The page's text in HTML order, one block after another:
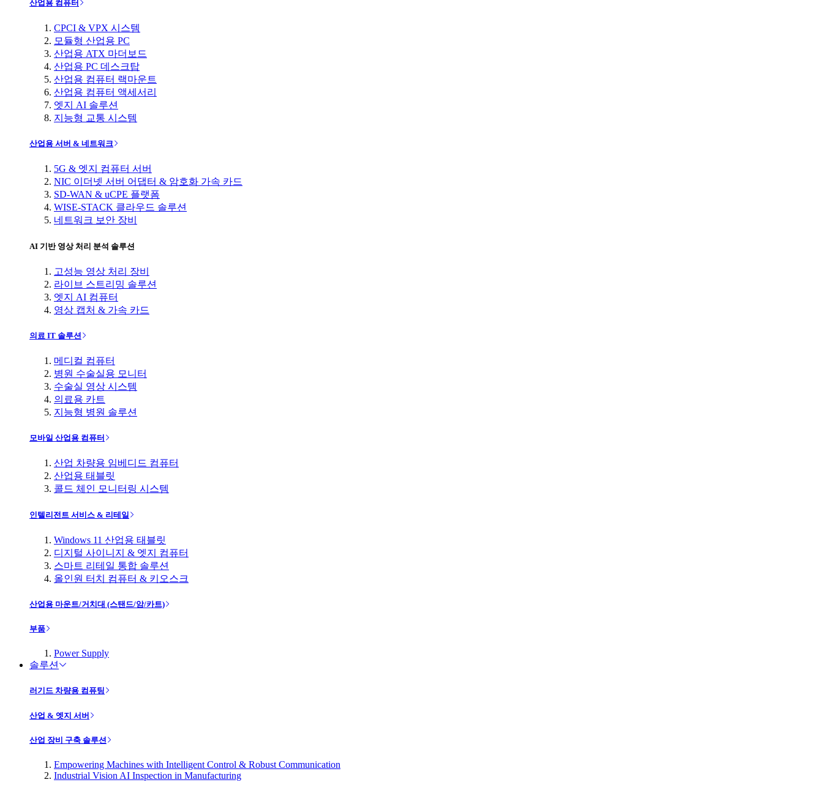
산업용 컴퓨터
CPCI & VPX 시스템
모듈형 산업용 PC
산업용 ATX 마더보드
산업용 PC 데스크탑
산업용 컴퓨터 랙마운트
산업용 컴퓨터 액세서리
엣지 AI 솔루션
지능형 교통 시스템
산업용 서버 & 네트워크
5G & 엣지 컴퓨터 서버
NIC 이더넷 서버 어댑터 & 암호화 가속 카드
SD-WAN & uCPE 플랫폼
WISE-STACK 클라우드 솔루션
네트워크 보안 장비
AI 기반 영상 처리 분석 솔루션
고성능 영상 처리 장비
라이브 스트리밍 솔루션
엣지 AI 컴퓨터
영상 캡처 & 가속 카드
의료 IT 솔루션
메디컬 컴퓨터
병원 수술실용 모니터
수술실 영상 시스템
의료용 카트
지능형 병원 솔루션
모바일 산업용 컴퓨터
산업 차량용 임베디드 컴퓨터
산업용 태블릿
콜드 체인 모니터링 시스템
인텔리전트 서비스 & 리테일
Windows 11 산업용 태블릿
디지털 사이니지 & 엣지 컴퓨터
스마트 리테일 통합 솔루션
올인원 터치 컴퓨터 & 키오스크
산업용 마운트/거치대 (스탠드/암/카트)
부품
Power Supply
솔루션
러기드 차량용 컴퓨팅
산업 & 엣지 서버
산업 장비 구축 솔루션
Empowering Machines with Intelligent Control & Robust Communication
Industrial Vision AI Inspection in Manufacturing